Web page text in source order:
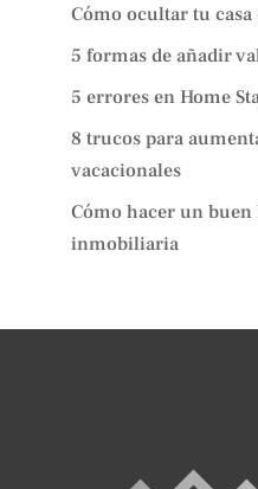
Cómo ocultar tu casa
5 formas de añadir
5 errores en Home
8 trucos para
vacacionales
Cómo hacer un buen
inmobiliaria